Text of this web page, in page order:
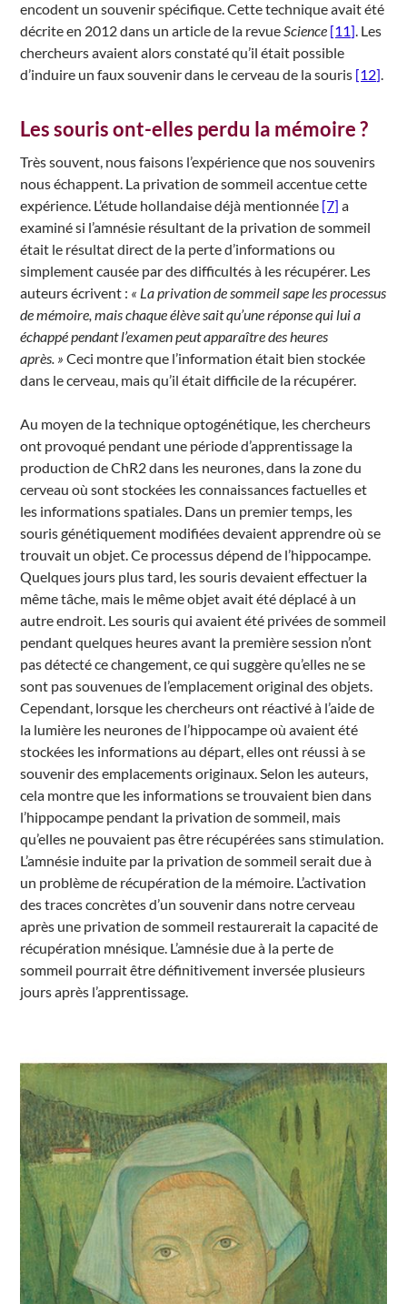
encodent un souvenir spécifique. Cette technique avait été
décrite en 2012 dans un article de la revueScience [11]. Les
chercheurs avaient alors constaté qu’il était possible
d’induire un faux souvenir dans le cerveau de la souris [12].
Les souris ont-elles perdu la mémoire ?
Très souvent, nous faisons l’expérience que nos souvenirs
nous échappent. La privation de sommeil accentue cette
expérience. L’étude hollandaise déjà mentionnée [7] a
examiné si l’amnésie résultant de la privation de sommeil
était le résultat direct de la perte d’informations ou
simplement causée par des difficultés à les récupérer. Les
auteurs écrivent : « La privation de sommeil sape les processus
de mémoire, mais chaque élève sait qu’une réponse qui lui a
échappé pendant l’examen peut apparaître des heures
après. » Ceci montre que l’information était bien stockée
dans le cerveau, mais qu’il était difficile de la récupérer.
Au moyen de la technique optogénétique, les chercheurs
ont provoqué pendant une période d’apprentissage la
production de ChR2 dans les neurones, dans la zone du
cerveau où sont stockées les connaissances factuelles et
les informations spatiales. Dans un premier temps, les
souris génétiquement modifiées devaient apprendre où se
trouvait un objet. Ce processus dépend de l’hippocampe.
Quelques jours plus tard, les souris devaient effectuer la
même tâche, mais le même objet avait été déplacé à un
autre endroit. Les souris qui avaient été privées de sommeil
pendant quelques heures avant la première session n’ont
pas détecté ce changement, ce qui suggère qu’elles ne se
sont pas souvenues de l’emplacement original des objets.
Cependant, lorsque les chercheurs ont réactivé à l’aide de
la lumière les neurones de l’hippocampe où avaient été
stockées les informations au départ, elles ont réussi à se
souvenir des emplacements originaux. Selon les auteurs,
cela montre que les informations se trouvaient bien dans
l’hippocampe pendant la privation de sommeil, mais
qu’elles ne pouvaient pas être récupérées sans stimulation.
L’amnésie induite par la privation de sommeil serait due à
un problème de récupération de la mémoire. L’activation
des traces concrètes d’un souvenir dans notre cerveau
après une privation de sommeil restaurerait la capacité de
récupération mnésique. L’amnésie due à la perte de
sommeil pourrait être définitivement inversée plusieurs
jours après l’apprentissage.